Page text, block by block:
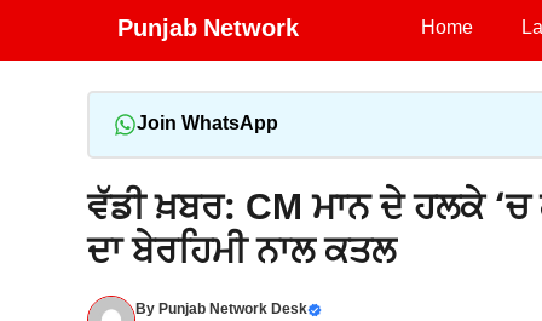
Punjab Network Home
Join WhatsApp
ਵੱਡੀ ਖ਼ਬਰ: CM ਮਾਨ ਦੇ ਹਲਕੇ ‘ਚ
ਦਾ ਬੇਰਹਿਮੀ ਨਾਲ ਕਤਲ
ByPunjab Network Desk